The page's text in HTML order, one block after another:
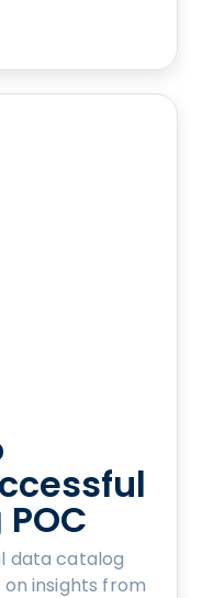
data catalog
on insights from